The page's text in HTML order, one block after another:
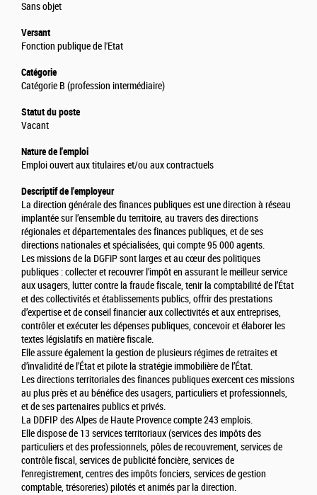
Sans objet
Versant
Fonction publique de l'Etat
Catégorie
Catégorie B (profession intermédiaire)
Statut du poste
Vacant
Nature de l'emploi
Emploi ouvert aux titulaires et/ou aux contractuels
Descriptif de l'employeur
La direction générale des finances publiques est une direction à réseau
implantée sur l’ensemble du territoire, au travers des directions
régionales et départementales des finances publiques, et de ses
directions nationales et spécialisées, qui compte 95 000 agents.
Les missions de la DGFiP sont larges et au cœur des politiques
publiques : collecter et recouvrer l’impôt en assurant le meilleur service
aux usagers, lutter contre la fraude fiscale, tenir la comptabilité de l’État
et des collectivités et établissements publics, offrir des prestations
d’expertise et de conseil financier aux collectivités et aux entreprises,
contrôler et exécuter les dépenses publiques, concevoir et élaborer les
textes législatifs en matière fiscale.
Elle assure également la gestion de plusieurs régimes de retraites et
d’invalidité de l’État et pilote la stratégie immobilière de l’État.
Les directions territoriales des finances publiques exercent ces missions
au plus près et au bénéfice des usagers, particuliers et professionnels,
et de ses partenaires publics et privés.
La DDFIP des Alpes de Haute Provence compte 243 emplois.
Elle dispose de 13 services territoriaux (services des impôts des
particuliers et des professionnels, pôles de recouvrement, services de
contrôle fiscal, services de publicité foncière, services de
l'enregistrement, centres des impôts fonciers, services de gestion
comptable, trésoreries) pilotés et animés par la direction.